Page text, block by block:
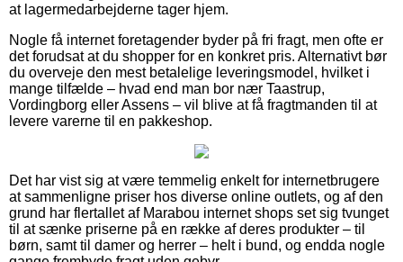
at lagermedarbejderne tager hjem.
Nogle få internet foretagender byder på fri fragt, men ofte er
det forudsat at du shopper for en konkret pris. Alternativt bør
du overveje den mest betalelige leveringsmodel, hvilket i
mange tilfælde – hvad end man bor nær Taastrup,
Vordingborg eller Assens – vil blive at få fragtmanden til at
levere varerne til en pakkeshop.
Det har vist sig at være temmelig enkelt for internetbrugere
at sammenligne priser hos diverse online outlets, og af den
grund har flertallet af Marabou internet shops set sig tvunget
til at sænke priserne på en række af deres produkter – til
børn, samt til damer og herrer – helt i bund, og endda nogle